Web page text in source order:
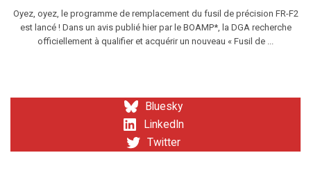
Oyez, oyez, le programme de remplacement du fusil de précision FR-F2
est lancé ! Dans un avis publié hier par le BOAMP*, la DGA recherche
officiellement à qualifier et acquérir un nouveau « Fusil de ...
Bluesky
LinkedIn
Twitter